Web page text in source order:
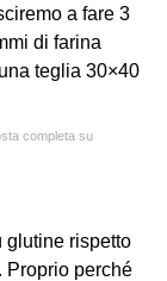
a fare 3
di farina
teglia 30×40
completa su
glutine rispetto
Proprio perché